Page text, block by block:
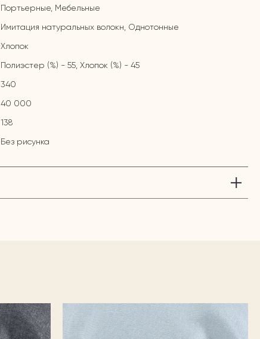
Портьерные, Мебельные
Имитация натуральных волокн, Однотонные
Хлопок
Полиэстер (%) - 55, Хлопок (%) - 45
340
40 000
138
Без рисунка